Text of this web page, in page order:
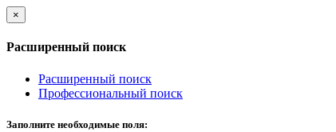
×
Расширенный поиск
Расширенный поиск
Профессиональный поиск
Заполните необходимые поля: